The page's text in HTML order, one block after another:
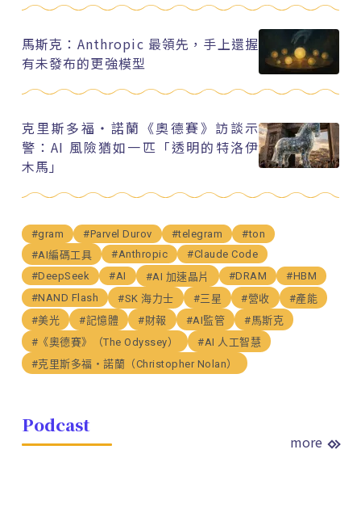
馬斯克：Anthropic 最領先，手上還握
有未發布的更強模型
克里斯多福・諾蘭《奧德賽》訪談示
警：AI 風險猶如一匹「透明的特洛伊
木馬」
#gram #Parvel Durov #telegram
#ton
#AI編碼工具
#Anthropic
#Claude Code
#DeepSeek
#AI #AI 加速晶片 #DRAM
#HBM
#NAND Flash
#SK 海力士 #三星 #營收
#產能
#美光
#記憶體 #財報 #AI監管
#馬斯克
#《奧德賽》（The Odyssey）
#AI 人工智慧
#克里斯多福・諾蘭（Christopher Nolan）
Podcast
more